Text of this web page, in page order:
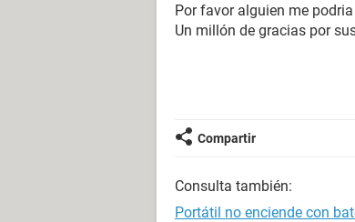
Por favor alguien me
Un millón de gracias por
Compartir
Consulta también:
Portátil no enciende con